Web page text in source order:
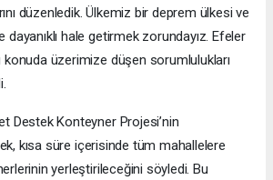
düzenledik. Ülkemiz bir deprem ülkesi ve
dayanıklı hale getirmek zorundayız. Efeler
konuda üzerimize düşen sorumlulukları
Destek Konteyner Projesi’nin
kısa süre içerisinde tüm mahallelere
yerleştirileceğini söyledi. Bu